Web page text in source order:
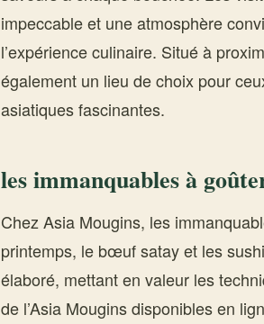
impeccable et une atmosphère
l’expérience culinaire. Situé à
également un lieu de choix pour
asiatiques fascinantes.
les immanquables à
Chez Asia Mougins, les
printemps, le bœuf satay et les
élaboré, mettant en valeur les
de l’Asia Mougins disponibles en